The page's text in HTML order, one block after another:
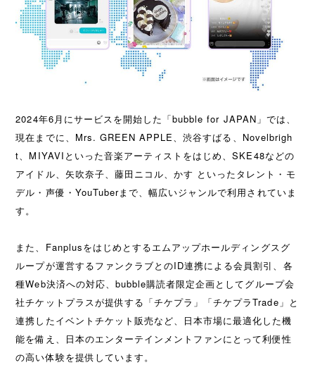
2024年6月にサービスを開始した「bubble for JAPAN」では、
現在までに、Mrs. GREEN APPLE、渋谷すばる、Novelbrigh
t、MIYAVIといった音楽アーティストをはじめ、SKE48などの
アイドル、矢吹奈子、藤田ニコル、かす といったタレント・モ
デル・声優・YouTuberまで、幅広いジャンルで利用されていま
す。
また、Fanplusをはじめとするエムアップホールディングスグ
ループが運営するファンクラブとのID連携による会員割引、各
種Web決済への対応、bubble購読者限定企画としてグループ会
社チケットプラスが提供する「チケプラ」「チケプラTrade」と
連携したイベントチケット販売など、日本市場に最適化した機
能を備え、日本のエンターテインメントファンにとって利便性
の高い体験を提供しています。